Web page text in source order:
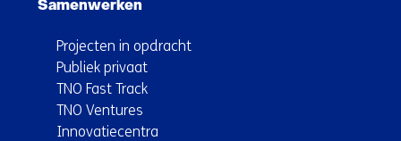
Samenwerken
Projecten in opdracht
Publiek privaat
TNO Fast Track
TNO Ventures
Innovatiecentra